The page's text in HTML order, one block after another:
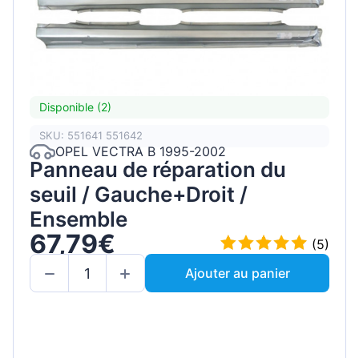
Disponible (2)
SKU: 551641 551642
OPEL VECTRA B 1995-2002
Panneau de réparation du
seuil / Gauche+Droit /
Ensemble
67,79€
(5)
Ajouter au panier